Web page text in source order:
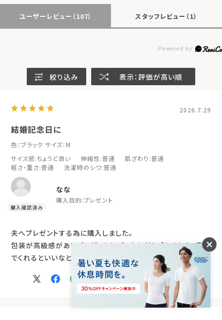
ユーザーレビュー （107） スタッフレビュー （1）
絞り込み 表示：評価が高い順
2026.7.29
結婚記念日に
色：ブラック サイズ：M
サイズ感:ちょうど良い 伸縮性:普通 肌ざわり :普通
軽さ・重さ:普通 洗濯時のシワ:普通
なな
購入目的:プレゼント
夫へプレゼントする為に購入しました。
包装が高級感がありプレゼントにぴったりだと感じました。喜ん
でくれるといいなと期待を込めて！
参考になった Like!